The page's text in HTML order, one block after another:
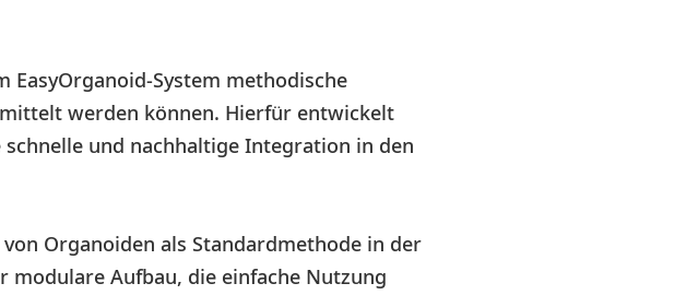
System methodische
werden können. Hierfür entwickelt
und nachhaltige Integration in den
Organoiden als Standardmethode in der
modulare Aufbau, die einfache Nutzung